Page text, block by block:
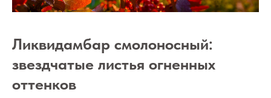
Ликвидамбар смолоносный:
звездчатые листья огненных
оттенков